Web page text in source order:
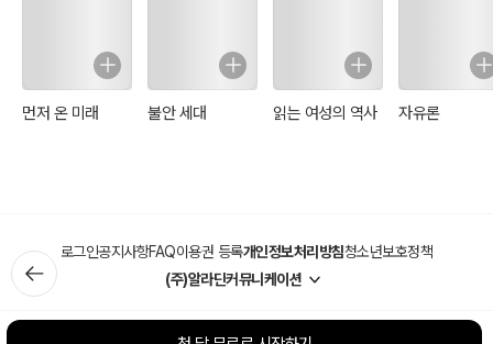
먼저 온 미래 불안 세대 읽는 여성의 역사 자유론
로그인공지사항FAQ이용권 등록개인정보처리방침청소년보호정책
(주)알라딘커뮤니케이션